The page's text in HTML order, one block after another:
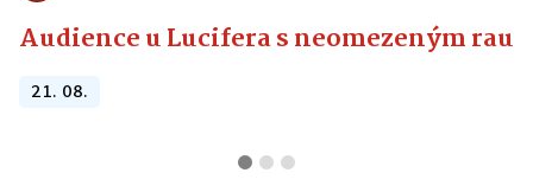
Audience u Lucifera s neomezeným
21. 08.